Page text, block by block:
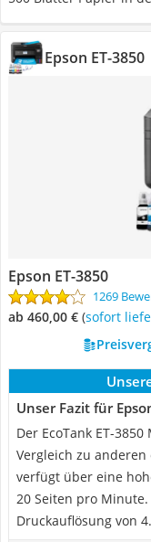
Epson ET-3850
Epson ET-3850
1269
ab 460,00 € ( Sofort
Unser Fazit für
Der EcoTank ET-
Vergleich zu
verfügt über eine
20 Seiten pro
Druckauflösung von